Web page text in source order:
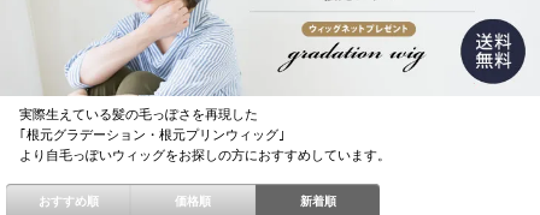
実際生えている髪の毛っぽさを再現した
｢根元グラデーション・根元プリンウィッグ｣
より自毛っぽいウィッグをお探しの方におすすめしています。
おすすめ順 価格順 新着順